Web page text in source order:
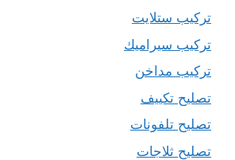
تركيب ستلايت
تركيب سيراميك
تركيب مداخن
تصليح تكييف
تصليح تلفونات
تصليح ثلاجات